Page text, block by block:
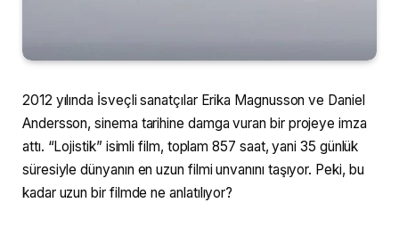
2012 yılında İsveçli sanatçılar Erika Magnusson ve Daniel
Andersson, sinema tarihine damga vuran bir projeye imza
attı. “Lojistik” isimli film, toplam 857 saat, yani 35 günlük
süresiyle dünyanın en uzun filmi unvanını taşıyor. Peki, bu
kadar uzun bir filmde ne anlatılıyor?